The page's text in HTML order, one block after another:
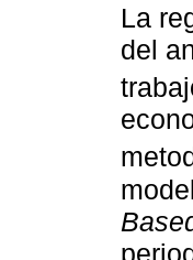
La
del